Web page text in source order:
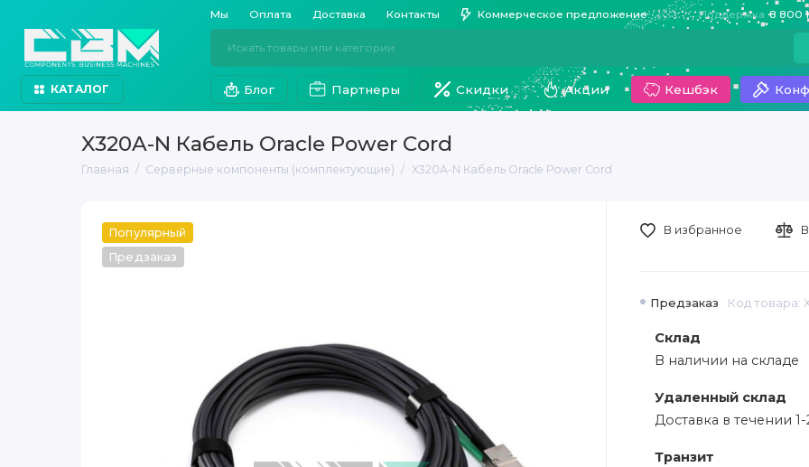
Мы Оплата Доставка Контакты Коммерческое предложение Поддержка 8 800
КАТАЛОГ Блог Партнеры Скидки Акции Кешбэк
X320A-N Кабель Oracle Power Cord
Главная Серверные компоненты (комплектующие) X320A-N Кабель Oracle Power Cord
Популярный
Предзаказ
Предзаказ Код товара:
Склад
В наличии на складе
Удаленный склад
Доставка в течении
Транзит
В избранное